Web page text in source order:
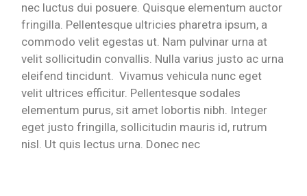
nec luctus dui posuere. Quisque elementum auctor
fringilla. Pellentesque ultricies pharetra ipsum, a
commodo velit egestas ut. Nam pulvinar urna at
velit sollicitudin convallis. Nulla varius justo ac urna
eleifend tincidunt. Vivamus vehicula nunc eget
velit ultrices efficitur. Pellentesque sodales
elementum purus, sit amet lobortis nibh. Integer
eget justo fringilla, sollicitudin mauris id, rutrum
nisl. Ut quis lectus urna. Donec nec